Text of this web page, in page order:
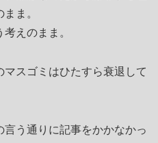
ま。
えのまま。
スゴミはひたすら衰退して
う通りに記事をかかなかっ